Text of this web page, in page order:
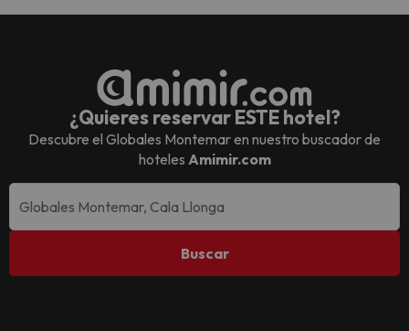
¿Quieres reservar ESTE hotel?
Descubre el Globales Montemaren nuestro buscador de
hoteles Amimir.com
Buscar